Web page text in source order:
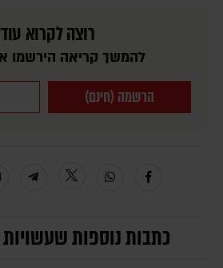
רוצה לקרוא
להמשך קריאה הירשמו
הרשמה (חינם)
כתבות נוספות שעשויות